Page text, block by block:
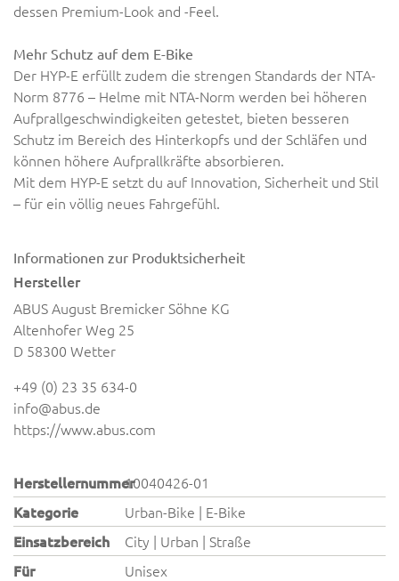
dessen Premium-Look and -Feel.
Mehr Schutz auf dem E-Bike
Der HYP-E erfüllt zudem die strengen Standards der NTA-
Norm 8776 – Helme mit NTA-Norm werden bei höheren
Aufprallgeschwindigkeiten getestet, bieten besseren
Schutz im Bereich des Hinterkopfs und der Schläfen und
können höhere Aufprallkräfte absorbieren.
Mit dem HYP-E setzt du auf Innovation, Sicherheit und Stil
– für ein völlig neues Fahrgefühl.
Informationen zur Produktsicherheit
Hersteller
ABUS August Bremicker Söhne KG
Altenhofer Weg 25
D 58300 Wetter
+49 (0) 23 35 634-0
info@abus.de
https://www.abus.com
Herstellernummer10040426-01
Kategorie
Urban-Bike | E-Bike
Einsatzbereich
City | Urban | Straße
Für
Unisex